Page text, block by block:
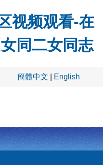
视频观看-在
同二女同志
簡體中文 English